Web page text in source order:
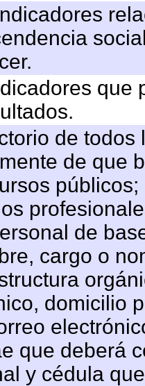
que
de
de que
de
cargo o
domicilio
que deberá
y cédula